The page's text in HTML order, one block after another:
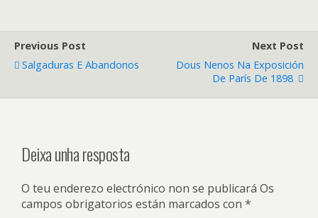
Previous Post
Salgaduras E Abandonos
Next Post
Dous Nenos Na Exposición
De París De 1898
Deixa unha resposta
O teu enderezo electrónico non se publicará Os
campos obrigatorios están marcados con *